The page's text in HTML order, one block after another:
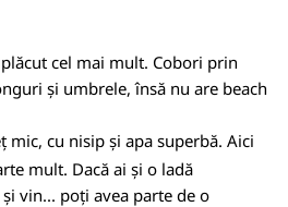
cel mai mult. Cobori prin
și umbrele, însă nu are beach
mic, cu nisip și apa superbă. Aici
mult. Dacă ai și o ladă
vin... poți avea parte de o